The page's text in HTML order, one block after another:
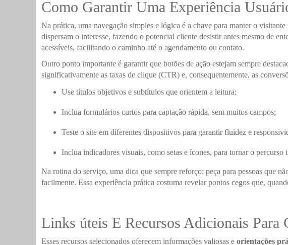
Como Garantir Uma Experiência
Na prática, uma navegação simples e lógica é a chave para manter o
dispersam o interesse, fazendo o potencial cliente desistir antes mesmo de
acessíveis, facilitando o caminho até o agendamento ou contato.
Outro ponto importante é garantir que botões de ação estejam sempre
significativamente as taxas de clique (CTR) e, consequentemente, as
Use títulos objetivos e subtítulos que orientem a leitura;
Inclua formulários curtos para captação rápida, sem muitos campos;
Teste o site em diferentes dispositivos para garantir fluidez e
Inclua indicadores visuais, como setas e ícones, para tornar o percurso
Na rotina do serviço, uma dica que sempre reforço: peça para pessoas que
facilmente. Essa experiência prática costuma revelar pontos cegos que,
Links úteis E Recursos Adicionais Para
Esses recursos selecionados oferecem informações valiosas e orientações